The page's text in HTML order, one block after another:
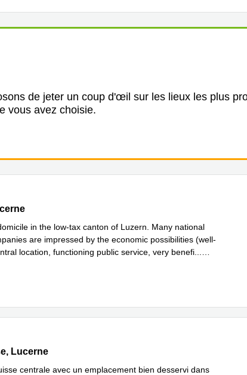
de jeter un coup d'œil sur les lieux les plus
vous avez choisie.
in the low-tax canton of Luzern. Many national
are impressed by the economic possibilities (well-
location, functioning public service, very benefi
Lucerne
Lucerne
centrale avec un emplacement bien desservi dans